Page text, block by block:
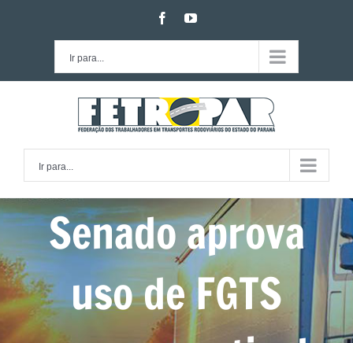
facebookyoutube
Ir para...
Ir para...
Senado aprova
uso de FGTS